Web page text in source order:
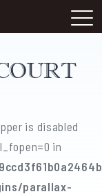
is disabled
in
parallax-